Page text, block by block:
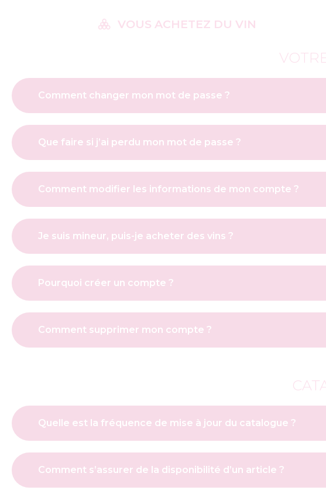
VOUS ACHETEZ DU VIN
Comment changer mon mot de passe ?
Que faire si j’ai perdu mon mot de passe ?
Comment modifier les informations de mon compte ?
Je suis mineur, puis-je acheter des vins ?
Pourquoi créer un compte ?
Comment supprimer mon compte ?
Quelle est la fréquence de mise à jour du catalogue ?
Comment s’assurer de la disponibilité d’un article ?